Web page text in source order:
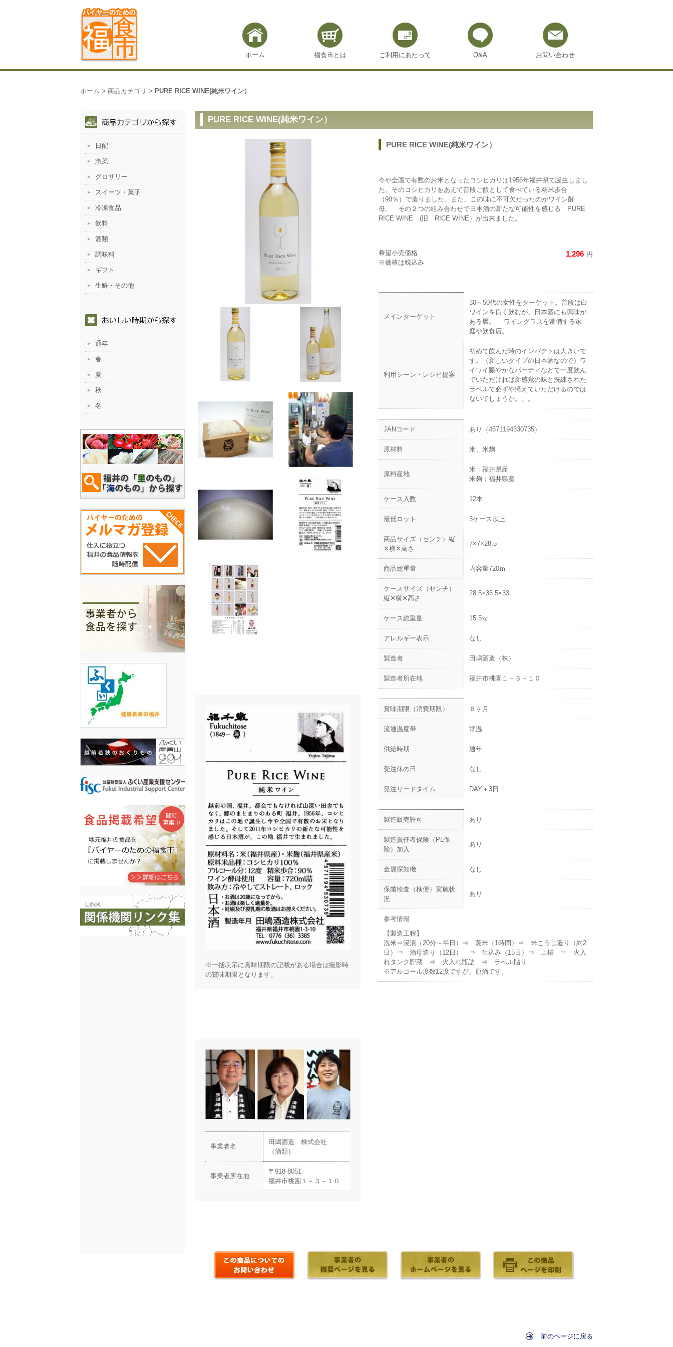
ホーム 福食市とは ご利用にあたって Q&A お問い合わせ
ホーム > 商品カテゴリ > PURE RICE WINE(純米ワイン）
PURE RICE WINE(純米ワイン）
※一括表示に賞味期限の記載がある場合は撮影時
の賞味期限となります。
事業者名
田嶋酒造 株式会社
（酒類）
事業者所在地
〒918-8051
福井市桃園１－３－１０
PURE RICE WINE(純米ワイン）
今や全国で有数のお米となったコシヒカリは1956年福井県で誕生しまし
た。そのコシヒカリをあえて普段ご飯として食べている精米歩合
（90％）で造りました。また、この味に不可欠だったのがワイン酵
母。 その２つの組み合わせで日本酒の新たな可能性を感じる PURE
RICE WINE (旧 RICE WINE）が出来ました。
希望小売価格
※価格は税込み
1,296 円
メインターゲット
30～50代の女性をターゲット。普段は白
ワインを良く飲むが、日本酒にも興味が
ある層。 ワイングラスを常備する家
庭や飲食店。
利用シーン・レシピ提案
初めて飲んだ時のインパクトは大きいで
す。（新しいタイプの日本酒なので）ワ
イワイ賑やかなパーティなどで一度飲ん
でいただければ新感覚の味と洗練された
ラベルで必ずや憶えていただけるのでは
ないでしょうか。。。
JANコード あり（4571194530735）
原材料 米、米麹
原料産地
米：福井県産
米麹：福井県産
ケース入数 12本
最低ロット 3ケース以上
商品サイズ（センチ）縦
✕横✕高さ
7×7×28.5
商品総重量 内容量720ｍｌ
ケースサイズ（センチ）
縦✕横✕高さ
28.5×36.5×33
ケース総重量 15.5㎏
アレルギー表示 なし
製造者 田嶋酒造（株）
製造者所在地 福井市桃園１－３－１０
賞味期限（消費期限） ６ヶ月
流通温度帯 常温
供給時期 通年
受注休の日 なし
発注リードタイム DAY＋3日
製造販売許可 あり
製造責任者保険（PL保
険）加入
あり
金属探知機 なし
保菌検査（検便）実施状
況
あり
参考情報
【製造工程】
洗米⇒浸漬（20分～半日）⇒ 蒸米（1時間）⇒ 米こうじ造り（約2
日）⇒ 酒母造り（12日） ⇒ 仕込み（15日）⇒ 上槽 ⇒ 火入
れタンク貯蔵 ⇒ 火入れ瓶詰 ⇒ ラベル貼り
※アルコール度数12度ですが、原酒です。
前のページに戻る
日配
惣菜
グロサリー
スイーツ・菓子
冷凍食品
飲料
酒類
調味料
ギフト
生鮮・その他
通年
春
夏
秋
冬